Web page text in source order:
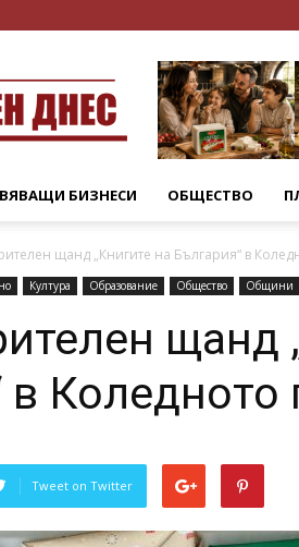
БИЗНЕСИ ОБЩЕСТВО
щанд „Книгите на България“ в
Култура Образование Общество Общини
щанд
в Коледното
Tweet on Twitter